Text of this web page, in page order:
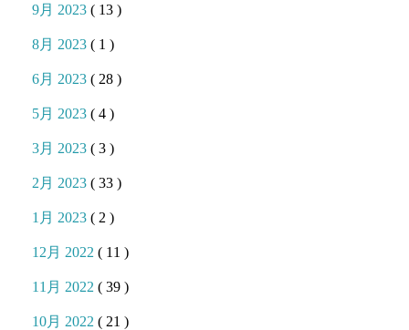
9月 2023( 13 )
8月 2023( 1 )
6月 2023( 28 )
5月 2023( 4 )
3月 2023( 3 )
2月 2023( 33 )
1月 2023( 2 )
12月 2022( 11 )
11月 2022( 39 )
10月 2022( 21 )